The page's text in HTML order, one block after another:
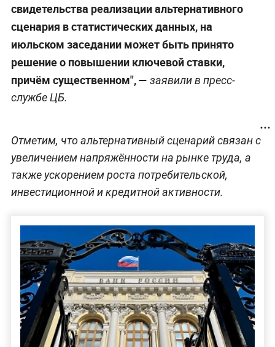
свидетельства реализации альтернативного
сценария в статистических данных, на
июльском заседании может быть принято
решение о повышении ключевой ставки,
причём существенном", — заявили в пресс-
службе ЦБ.
Отметим, что альтернативный сценарий связан с
увеличением напряжённости на рынке труда, а
также ускорением роста потребительской,
инвестиционной и кредитной активности.